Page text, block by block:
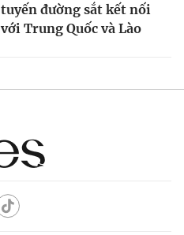
tuyến đường sắt kết nối
với Trung Quốc và Lào